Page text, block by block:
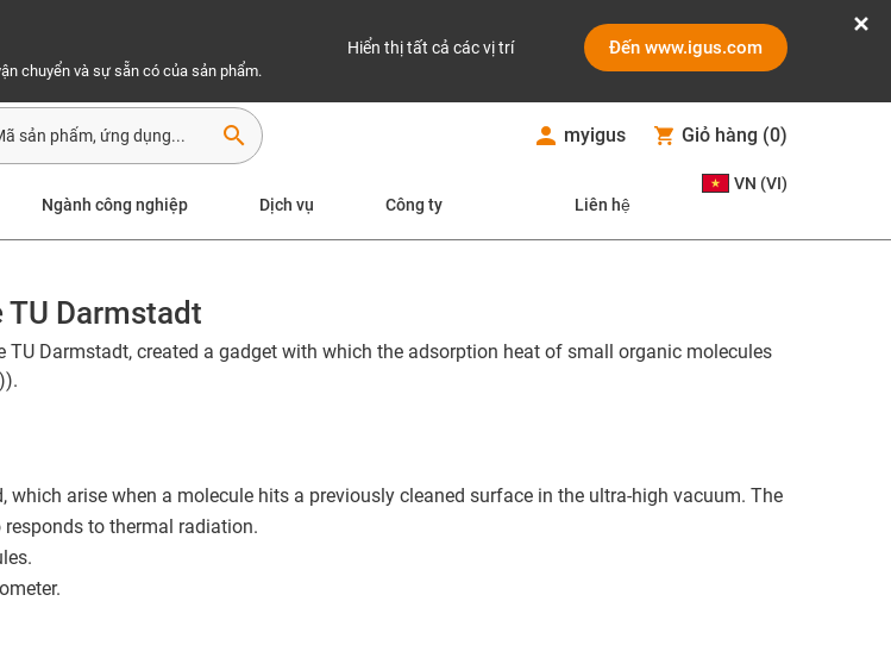
chuyển và sự sẵn có của sản phẩm.
Hiển thị tất cả các vị trí Đến www.igus.com
search myigus Giỏ hàng (0)
Ngành công nghiệp Dịch vụ Công ty Liên hệ
VN (VI)
Darmstadt
Darmstadt, created a gadget with which the adsorption heat of small organic molecules
arise when a molecule hits a previously cleaned surface in the ultra-high vacuum. The
to thermal radiation.